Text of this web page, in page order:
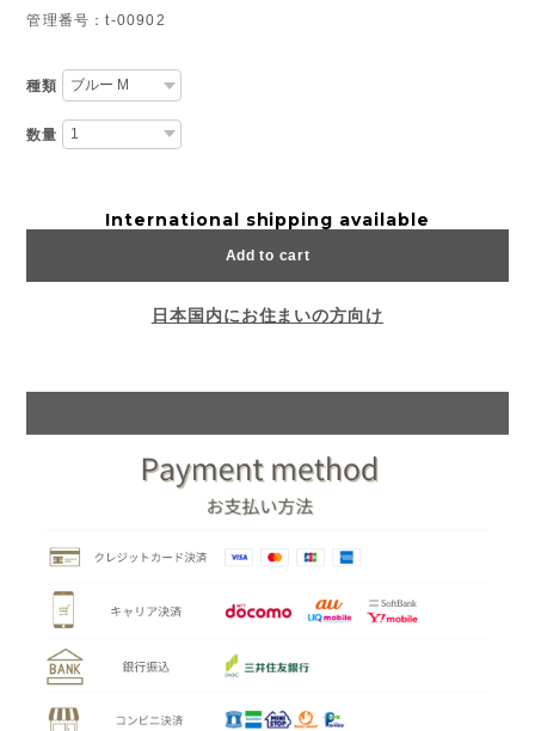
管理番号：t-00902
種類
数量
International shipping available
Add to cart
日本国内にお住まいの方向け